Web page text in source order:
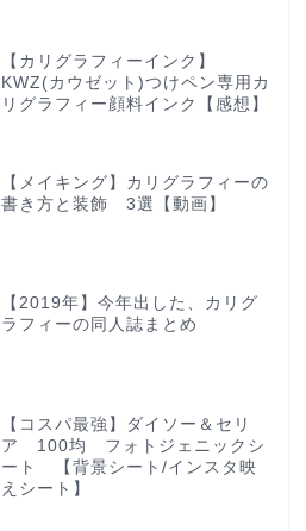
【カリグラフィーインク】
KWZ(カウゼット)つけペン専用カ
リグラフィー顔料インク【感想】
【メイキング】カリグラフィーの
書き方と装飾 3選【動画】
【2019年】今年出した、カリグ
ラフィーの同人誌まとめ
【コスパ最強】ダイソー＆セリ
ア 100均 フォトジェニックシ
ート 【背景シート/インスタ映
えシート】